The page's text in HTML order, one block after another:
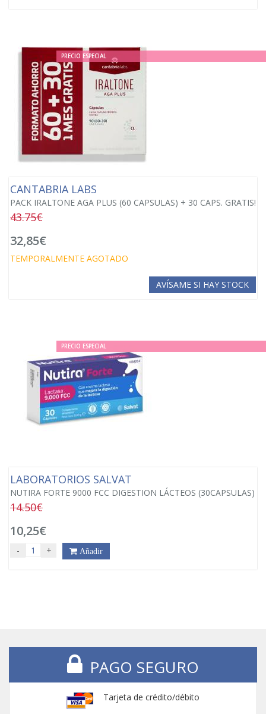
PRECIO ESPECIAL
CANTABRIA LABS
PACK IRALTONE AGA PLUS (60 CAPSULAS) + 30 CAPS. GRATIS!
43.75€
32,85€
TEMPORALMENTE AGOTADO
AVÍSAME SI HAY STOCK
PRECIO ESPECIAL
LABORATORIOS SALVAT
NUTIRA FORTE 9000 FCC DIGESTION LÁCTEOS (30CAPSULAS)
14.50€
10,25€
- + Añadir
PAGO SEGURO
Tarjeta de crédito/débito